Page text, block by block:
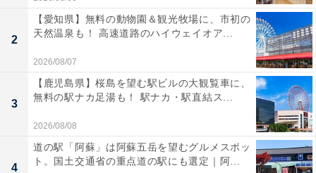
2
【愛知県】無料の動物園＆観光牧場に、市初の
天然温泉も！ 高速道路のハイウェイオア...
2026/08/07
3
【鹿児島県】桜島を望む駅ビルの大観覧車に、
無料の駅ナカ足湯も！ 駅ナカ・駅直結ス...
2026/08/08
4
道の駅「阿蘇」は阿蘇五岳を望むグルメスポッ
ト。国土交通省の重点道の駅にも選定｜阿...